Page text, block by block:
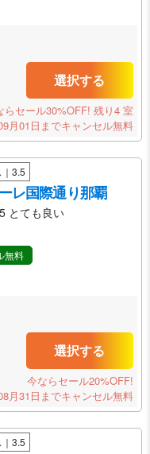
選択する
らセール30%OFF! 残り4 室
月01日までキャンセル無料
3.5
レ国際通り那覇
とても良い
無料
選択する
今ならセール20%OFF!
月31日までキャンセル無料
3.5